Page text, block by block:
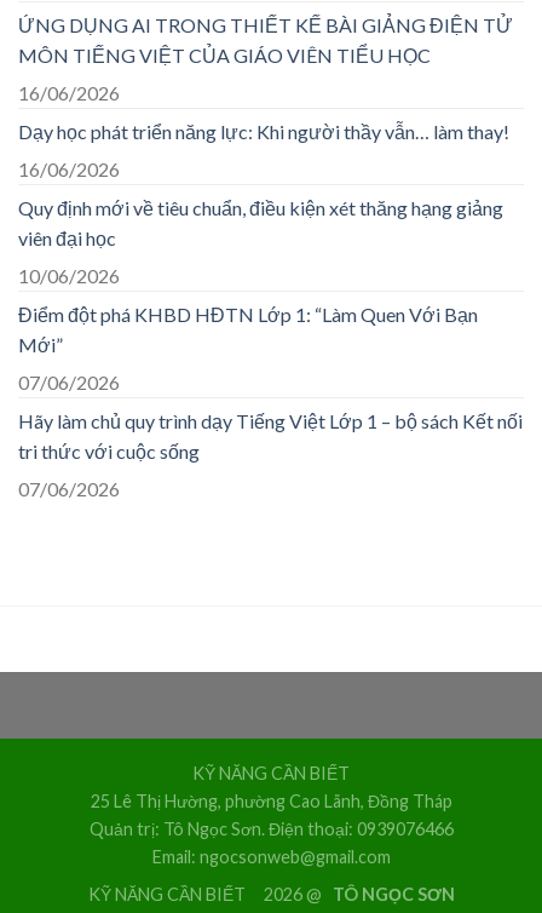
ỨNG DỤNG AI TRONG THIẾT KẾ BÀI GIẢNG ĐIỆN TỬ
MÔN TIẾNG VIỆT CỦA GIÁO VIÊN TIỂU HỌC
16/06/2026
Dạy học phát triển năng lực: Khi người thầy vẫn… làm thay!
16/06/2026
Quy định mới về tiêu chuẩn, điều kiện xét thăng hạng giảng
viên đại học
10/06/2026
Điểm đột phá KHBD HĐTN Lớp 1: “Làm Quen Với Bạn
Mới”
07/06/2026
Hãy làm chủ quy trình dạy Tiếng Việt Lớp 1 – bộ sách Kết nối
tri thức với cuộc sống
07/06/2026
KỸ NĂNG CẦN BIẾT
25 Lê Thị Hường, phường Cao Lãnh, Đồng Tháp
Quản trị: Tô Ngọc Sơn. Điện thoại: 0939076466
Email: ngocsonweb@gmail.com
KỸ NĂNG CẦN BIẾT 2026 @ TÔ NGỌC SƠN